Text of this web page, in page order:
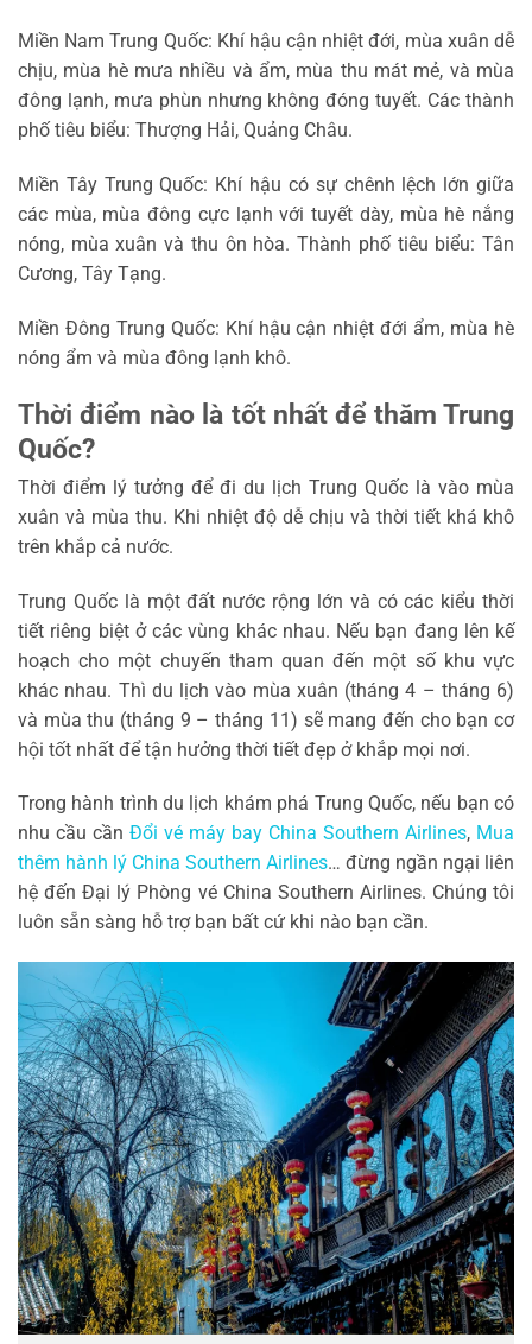
Miền Nam Trung Quốc: Khí hậu cận nhiệt đới, mùa xuân dễ
chịu, mùa hè mưa nhiều và ẩm, mùa thu mát mẻ, và mùa
đông lạnh, mưa phùn nhưng không đóng tuyết. Các thành
phố tiêu biểu: Thượng Hải, Quảng Châu.
Miền Tây Trung Quốc: Khí hậu có sự chênh lệch lớn giữa
các mùa, mùa đông cực lạnh với tuyết dày, mùa hè nắng
nóng, mùa xuân và thu ôn hòa. Thành phố tiêu biểu: Tân
Cương, Tây Tạng.
Miền Đông Trung Quốc: Khí hậu cận nhiệt đới ẩm, mùa hè
nóng ẩm và mùa đông lạnh khô.
Thời điểm nào là tốt nhất để thăm Trung
Quốc?
Thời điểm lý tưởng để đi du lịch Trung Quốc là vào mùa
xuân và mùa thu. Khi nhiệt độ dễ chịu và thời tiết khá khô
trên khắp cả nước.
Trung Quốc là một đất nước rộng lớn và có các kiểu thời
tiết riêng biệt ở các vùng khác nhau. Nếu bạn đang lên kế
hoạch cho một chuyến tham quan đến một số khu vực
khác nhau. Thì du lịch vào mùa xuân (tháng 4 – tháng 6)
và mùa thu (tháng 9 – tháng 11) sẽ mang đến cho bạn cơ
hội tốt nhất để tận hưởng thời tiết đẹp ở khắp mọi nơi.
Trong hành trình du lịch khám phá Trung Quốc, nếu bạn có
nhu cầu cần Đổi vé máy bay China Southern Airlines, Mua
thêm hành lý China Southern Airlines… đừng ngần ngại liên
hệ đến Đại lý Phòng vé China Southern Airlines. Chúng tôi
luôn sẵn sàng hỗ trợ bạn bất cứ khi nào bạn cần.